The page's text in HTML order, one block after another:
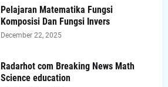
Pelajaran Matematika Fungsi
Komposisi Dan Fungsi Invers
December 22, 2025
Radarhot com Breaking News Math
Science education